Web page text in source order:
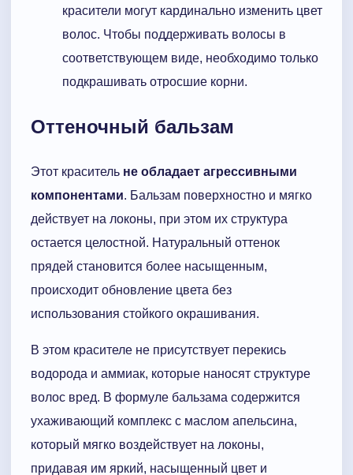
красители могут кардинально изменить цвет
волос. Чтобы поддерживать волосы в
соответствующем виде, необходимо только
подкрашивать отросшие корни.
Оттеночный бальзам
Этот краситель не обладает агрессивными
компонентами. Бальзам поверхностно и мягко
действует на локоны, при этом их структура
остается целостной. Натуральный оттенок
прядей становится более насыщенным,
происходит обновление цвета без
использования стойкого окрашивания.
В этом красителе не присутствует перекись
водорода и аммиак, которые наносят структуре
волос вред. В формуле бальзама содержится
ухаживающий комплекс с маслом апельсина,
который мягко воздействует на локоны,
придавая им яркий, насыщенный цвет и